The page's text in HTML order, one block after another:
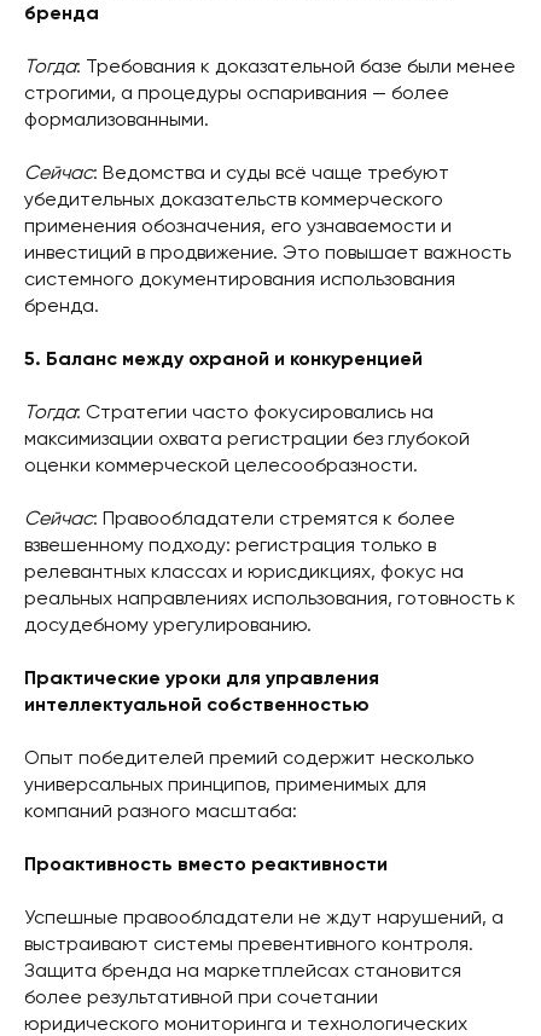
бренда
Тогда: Требования к доказательной базе были менее
строгими, а процедуры оспаривания — более
формализованными.
Сейчас: Ведомства и суды всё чаще требуют
убедительных доказательств коммерческого
применения обозначения, его узнаваемости и
инвестиций в продвижение. Это повышает важность
системного документирования использования
бренда.
5. Баланс между охраной и конкуренцией
Тогда: Стратегии часто фокусировались на
максимизации охвата регистрации без глубокой
оценки коммерческой целесообразности.
Сейчас: Правообладатели стремятся к более
взвешенному подходу: регистрация только в
релевантных классах и юрисдикциях, фокус на
реальных направлениях использования, готовность к
досудебному урегулированию.
Практические уроки для управления
интеллектуальной собственностью
Опыт победителей премий содержит несколько
универсальных принципов, применимых для
компаний разного масштаба:
Проактивность вместо реактивности
Успешные правообладатели не ждут нарушений, а
выстраивают системы превентивного контроля.
Защита бренда на маркетплейсах становится
более результативной при сочетании
юридического мониторинга и технологических